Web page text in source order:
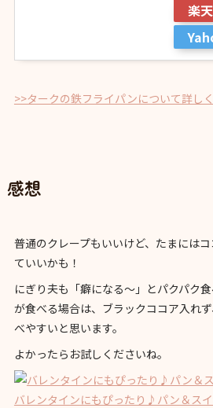
楽
>>タークの鉄フライパンについて詳し
感想
普通のクレープもいいけど、たまには
ていいかも！
にぎり夫も「癖になる〜」とパクパク
が食べる場合は、ブラックココア入れ
べやすいと思います。
よかったらお試しくださいね。
バレンタインにもぴったり♪パン＆ス